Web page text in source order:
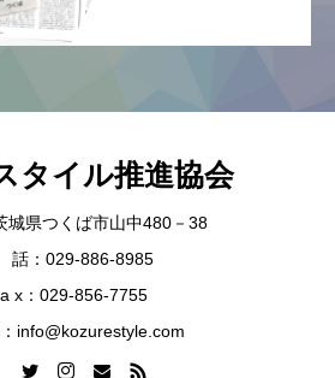
タイル推進協会
県つくば市山中480－38
：029-886-8985
x：029-856-7755
info@kozurestyle.com